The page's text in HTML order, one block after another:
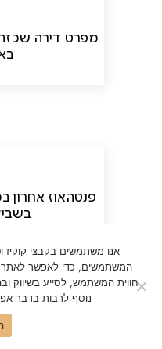
מפרט דירה
פנטהאוז אחרון
אנו משתמשים בקבצי קוקיז
המשתמשים, כדי לאפשר לאתר
חווית המשתמש, לסייע בשיווק
נוסף לרבות בדבר